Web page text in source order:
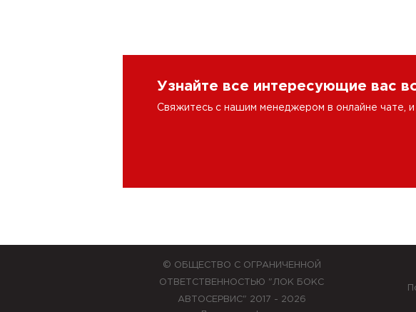
Узнайте все интересующие вас
Свяжитесь с нашим менеджером в онлайне чате, и
© ОБЩЕСТВО С ОГРАНИЧЕННОЙ
ОТВЕТСТВЕННОСТЬЮ "ЛОК БОКС
АВТОСЕРВИС" 2017 - 2026